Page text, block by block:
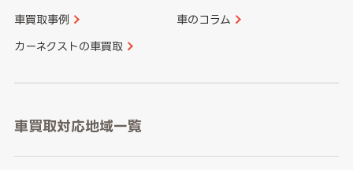
車買取事例 車のコラム
カーネクストの車買取
車買取対応地域一覧